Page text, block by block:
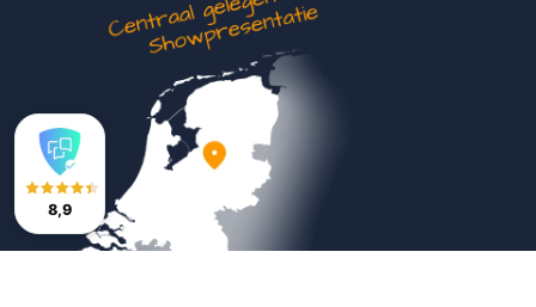
8,9